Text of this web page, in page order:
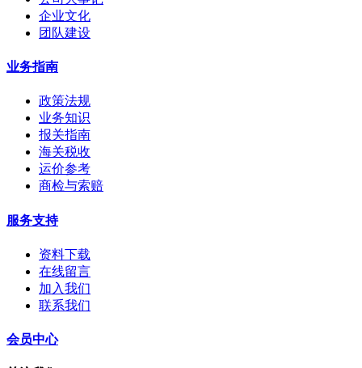
企业文化
团队建设
业务指南
政策法规
业务知识
报关指南
海关税收
运价参考
商检与索赔
服务支持
资料下载
在线留言
加入我们
联系我们
会员中心